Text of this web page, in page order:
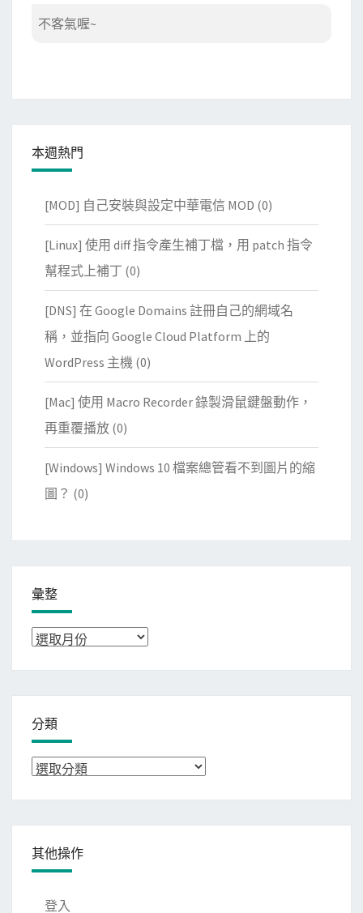
不客氣喔~
本週熱門
[MOD] 自己安裝與設定中華電信 MOD (0)
[Linux] 使用 diff 指令產生補丁檔，用 patch 指令
幫程式上補丁 (0)
[DNS] 在 Google Domains 註冊自己的網域名
稱，並指向 Google Cloud Platform 上的
WordPress 主機 (0)
[Mac] 使用 Macro Recorder 錄製滑鼠鍵盤動作，
再重覆播放 (0)
[Windows] Windows 10 檔案總管看不到圖片的縮
圖？ (0)
彙整
彙
分類
分
其他操作
登入